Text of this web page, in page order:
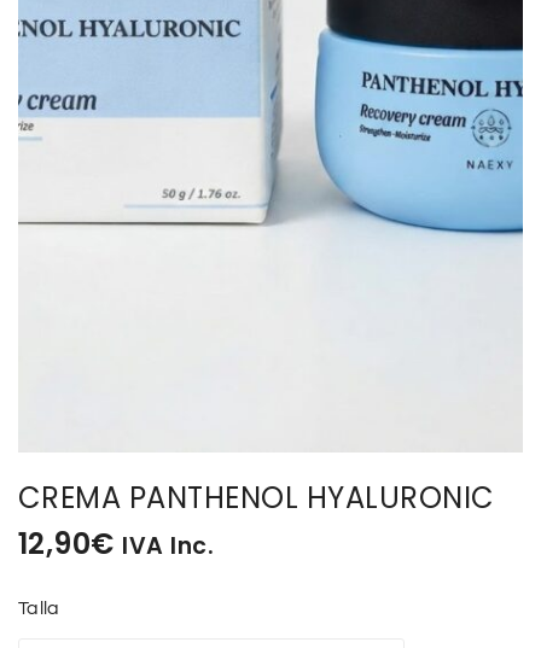
BISUTERIA
BOLSOS Y MONEDEROS
CALZADO
COMPLEMENTOS
CREMA PANTHENOL HYALURONIC
12,90€ IVA Inc.
Talla